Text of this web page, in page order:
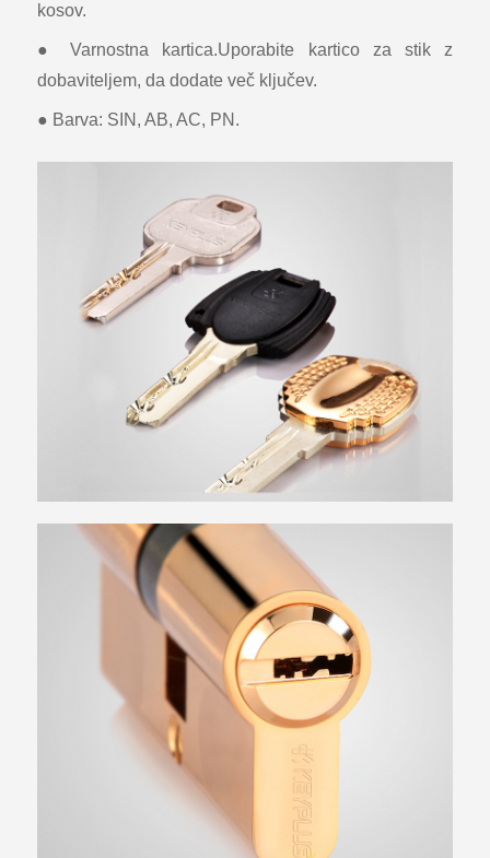
kosov.
● Varnostna kartica.Uporabite kartico za stik z
dobaviteljem, da dodate več ključev.
● Barva: SIN, AB, AC, PN.